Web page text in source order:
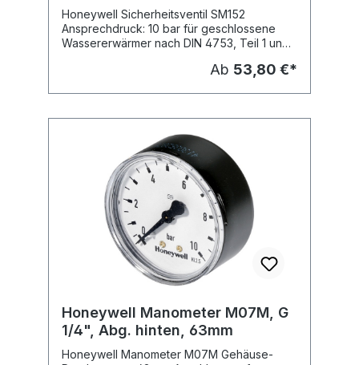
Honeywell Sicherheitsventil SM152
Ansprechdruck: 10 bar für geschlossene
Wassererwärmer nach DIN 4753, Teil 1 und
nach den Bestimmungen gemäß AD-
Kunststoff Membrane und Dichtscheibe aus
Anlüftvorrichtung Eckausführung Fabrikat:
Honeywell Typ: SM152-AC Lieferbare
Dimensionen: Typ: SM152-1/2AC, Nennweite:
DN 15 (1/2") SM152-3/4AC, Nennweite: DN
20 (3/4") SM152-1AC, Nennweite: DN 25 (1")
SM152-11/4AC, Nennweite: DN 32 (11/4")
Ab 53,80 €*
Honeywell Manometer M07M, G
1/4", Abg. hinten, 63mm
Honeywell Manometer M07M Gehäuse-